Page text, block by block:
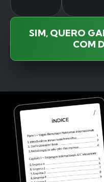
SIM, QUERO
COM